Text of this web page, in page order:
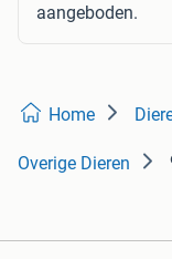
aangeboden.
Home
Overige Dieren